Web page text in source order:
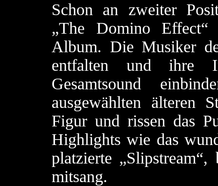
Schon an zweiter
„The Domino
Album. Die Musiker
entfalten und ihre
Gesamtsound
ausgewählten älteren
Figur und rissen das
Highlights wie das
platzierte
mitsang.